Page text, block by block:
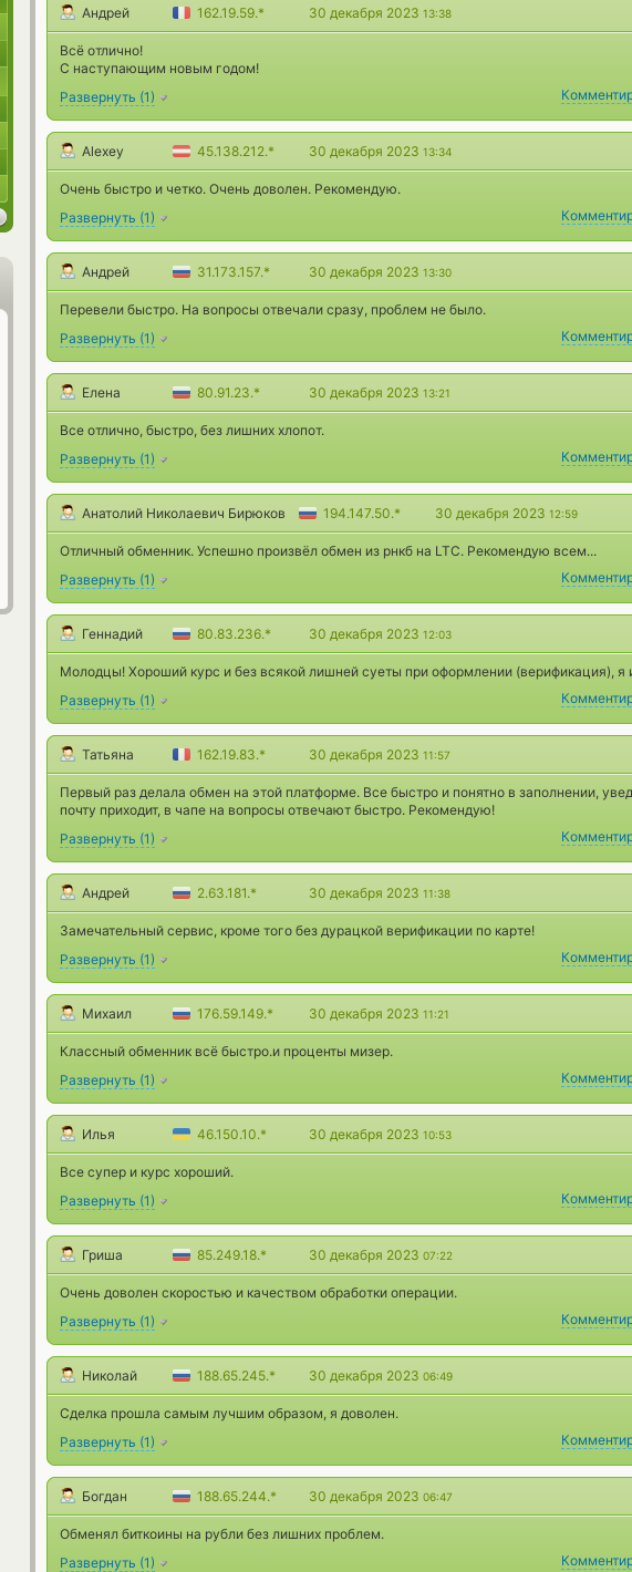
Андрей 162.19.59.* 30 декабря 2023 13:38
Всё отлично!
С наступающим новым годом!
Развернуть (1)
Alexey 45.138.212.* 30 декабря 2023 13:34
Очень быстро и четко. Очень доволен. Рекомендую.
Развернуть (1)
Андрей 31.173.157.* 30 декабря 2023 13:30
Перевели быстро. На вопросы отвечали сразу, проблем не было.
Развернуть (1)
Елена 80.91.23.* 30 декабря 2023 13:21
Все отлично, быстро, без лишних хлопот.
Развернуть (1)
Анатолий Николаевич Бирюков 194.147.50.* 30 декабря 2023 12:59
Отличный обменник. Успешно произвёл обмен из рнкб на LTC. Рекомендую всем...
Развернуть (1)
Геннадий 80.83.236.* 30 декабря 2023 12:03
Молодцы! Хороший курс и без всякой лишней суеты при оформлении (верификация), я
Развернуть (1)
Татьяна 162.19.83.* 30 декабря 2023 11:57
Первый раз делала обмен на этой платформе. Все быстро и понятно в заполнении,
почту приходит, в чапе на вопросы отвечают быстро. Рекомендую!
Развернуть (1)
Андрей 2.63.181.* 30 декабря 2023 11:38
Замечательный сервис, кроме того без дурацкой верификации по карте!
Развернуть (1)
Михаил 176.59.149.* 30 декабря 2023 11:21
Классный обменник всё быстро.и проценты мизер.
Развернуть (1)
Илья 46.150.10.* 30 декабря 2023 10:53
Все супер и курс хороший.
Развернуть (1)
Гриша 85.249.18.* 30 декабря 2023 07:22
Очень доволен скоростью и качеством обработки операции.
Развернуть (1)
Николай 188.65.245.* 30 декабря 2023 06:49
Сделка прошла самым лучшим образом, я доволен.
Развернуть (1)
Богдан 188.65.244.* 30 декабря 2023 06:47
Обменял биткоины на рубли без лишних проблем.
Развернуть (1)